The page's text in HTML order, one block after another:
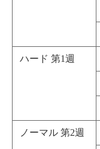
ハード 第1週
ノーマル 第2週